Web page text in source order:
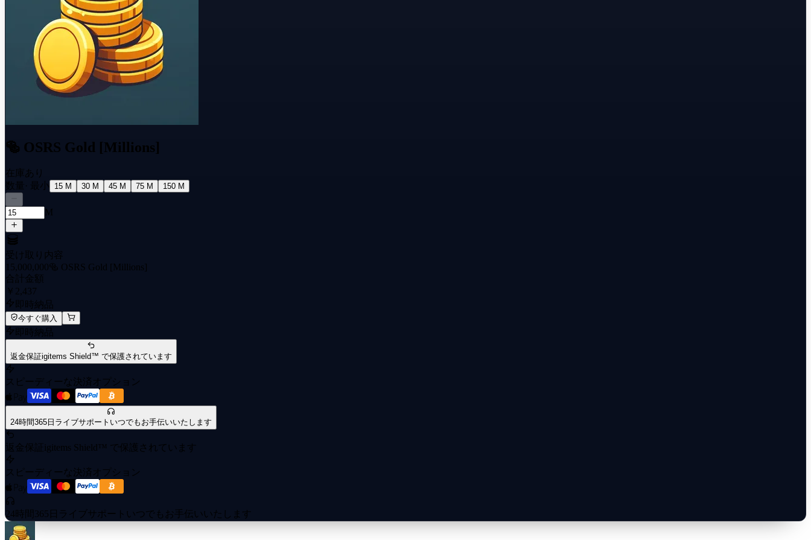
🥯 OSRS Gold [Millions]
在庫あり
数量
· 最小 15 M 30 M 45 M 75 M 150 M
M
受け取り内容
15,000,000🥯 OSRS Gold [Millions]
合計金額
￥2,437
即時納品
今すぐ購入
即時納品
返金保証igitems Shield™ で保護されています
スピーディーな決済オプション
24時間365日ライブサポート いつでもお手伝いいたします
返金保証 igitems Shield™ で保護されています
スピーディーな決済オプション
24時間365日ライブサポート いつでもお手伝いいたします